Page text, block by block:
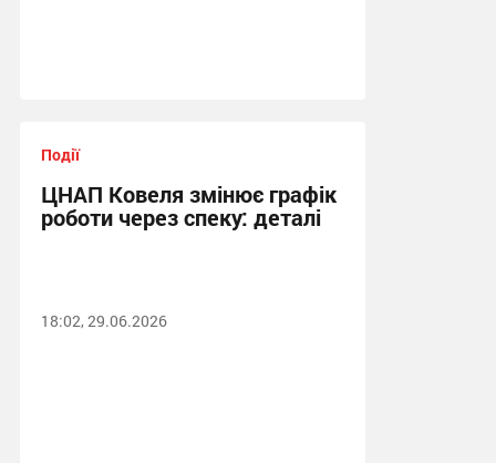
Події
ЦНАП Ковеля змінює графік
роботи через спеку: деталі
18:02, 29.06.2026